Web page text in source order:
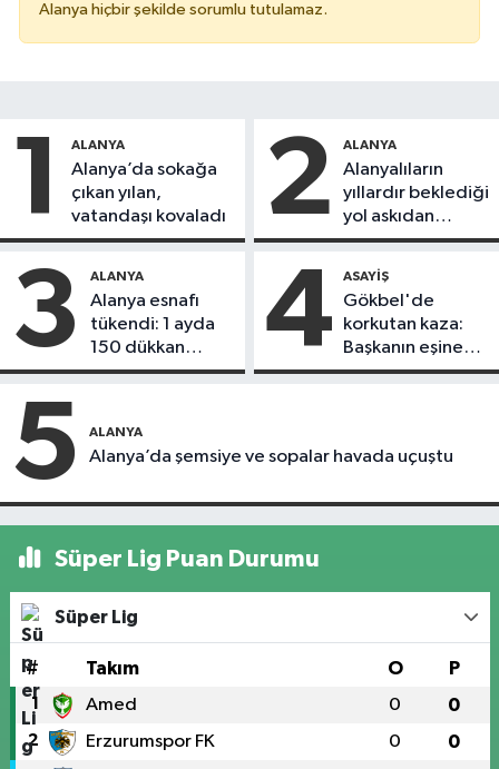
Alanya hiçbir şekilde sorumlu tutulamaz.
1 ALANYA
Alanya’da sokağa
çıkan yılan,
vatandaşı kovaladı
2 ALANYA
Alanyalıların
yıllardır beklediği
yol askıdan
döndü
3 ALANYA
Alanya esnafı
tükendi: 1 ayda
150 dükkan
kapandı
4 ASAYIŞ
Gökbel'de
korkutan kaza:
Başkanın eşine
motosiklet çarptı
5 ALANYA
Alanya’da şemsiye ve sopalar havada uçuştu
Süper Lig Puan Durumu
Süper Lig
# Takım O P
1 Amed 0 0
2 Erzurumspor FK 0 0